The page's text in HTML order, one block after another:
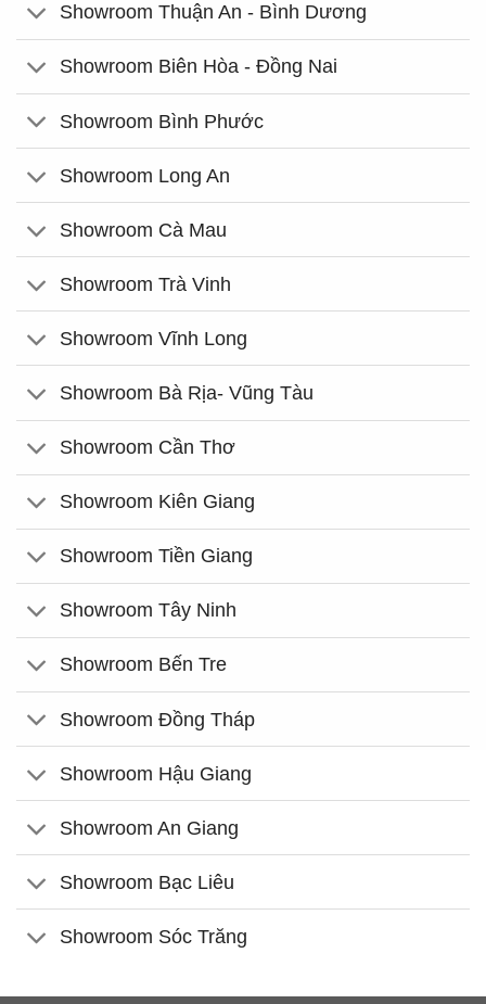
Showroom Thuận An - Bình Dương
Showroom Biên Hòa - Đồng Nai
Showroom Bình Phước
Showroom Long An
Showroom Cà Mau
Showroom Trà Vinh
Showroom Vĩnh Long
Showroom Bà Rịa- Vũng Tàu
Showroom Cần Thơ
Showroom Kiên Giang
Showroom Tiền Giang
Showroom Tây Ninh
Showroom Bến Tre
Showroom Đồng Tháp
Showroom Hậu Giang
Showroom An Giang
Showroom Bạc Liêu
Showroom Sóc Trăng